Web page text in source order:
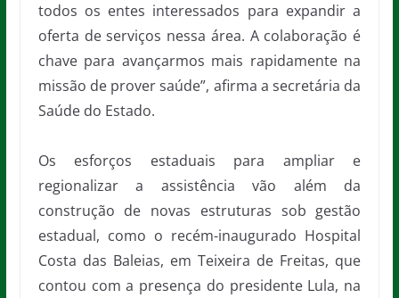
todos os entes interessados para expandir a
oferta de serviços nessa área. A colaboração é
chave para avançarmos mais rapidamente na
missão de prover saúde”, afirma a secretária da
Saúde do Estado.
Os esforços estaduais para ampliar e
regionalizar a assistência vão além da
construção de novas estruturas sob gestão
estadual, como o recém-inaugurado Hospital
Costa das Baleias, em Teixeira de Freitas, que
contou com a presença do presidente Lula, na